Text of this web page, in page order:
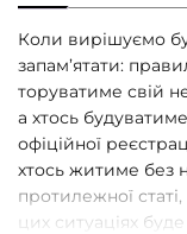
Коли вирішуємо
запам’ятати:
торуватиме свій
а хтось
офіційної
хтось житиме без
протилежної
цих ситуаціях